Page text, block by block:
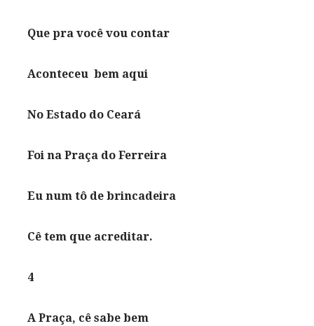
Que pra você vou contar
Aconteceu bem aqui
No Estado do Ceará
Foi na Praça do Ferreira
Eu num tô de brincadeira
Cê tem que acreditar.
4
A Praça, cê sabe bem